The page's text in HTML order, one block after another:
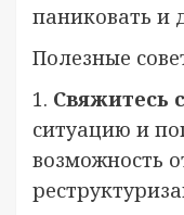
паниковать и
Полезные
1. Свяжитесь
ситуацию и
возможность